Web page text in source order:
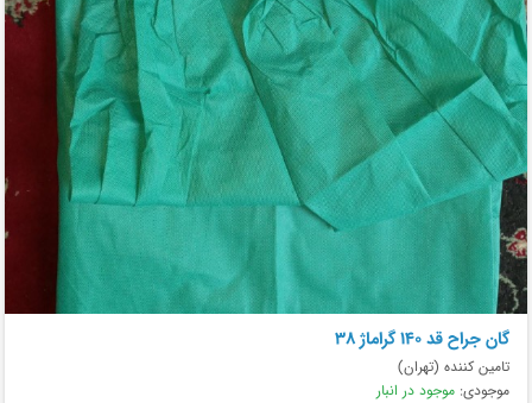
گان جراح قد ۱۴۰ گراماژ ۳۸
تامین کننده (تهران)
موجودی: موجود در انبار